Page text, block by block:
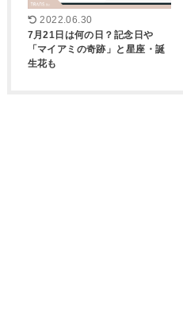
2022.06.30
7月21日は何の日？記念日や
「マイアミの奇跡」と星座・誕
生花も